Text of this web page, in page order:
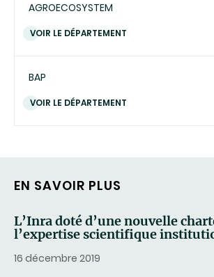
AGROECOSYSTEM
VOIR LE DÉPARTEMENT
BAP
VOIR LE DÉPARTEMENT
EN SAVOIR PLUS
L’Inra doté d’une nouvelle
l’expertise scientifique
16 décembre 2019